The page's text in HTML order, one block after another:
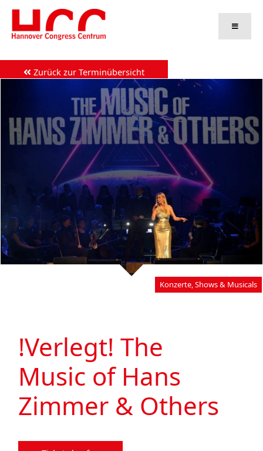
springen
Zurück zur Terminübersicht
Konzerte, Shows & Musicals
!Verlegt! The
Music of Hans
Zimmer & Others